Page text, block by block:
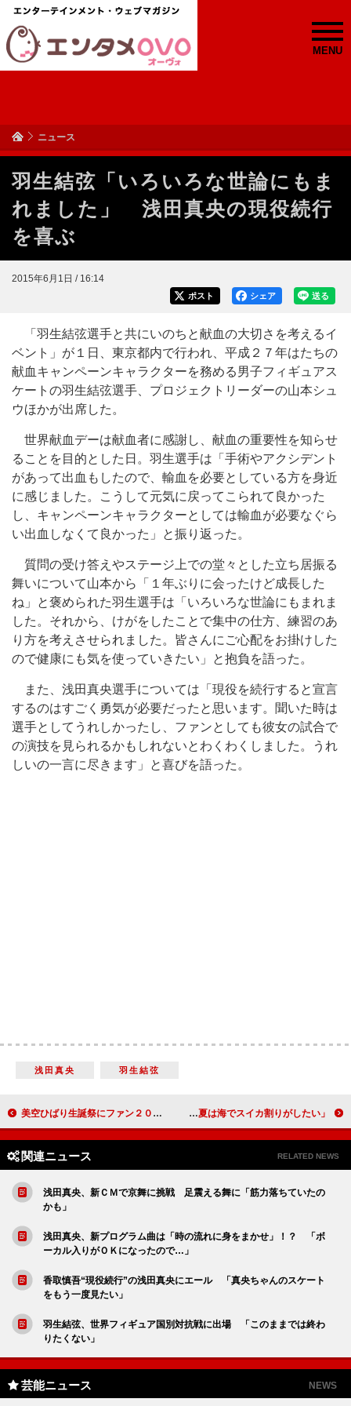
MENU
ニュース
羽生結弦「いろいろな世論にもま
れました」 浅田真央の現役続行
を喜ぶ
2015年6月1日 / 16:14
送る
シェア
ポスト
「羽生結弦選手と共にいのちと献血の大切さを考えるイ
ベント」が１日、東京都内で行われ、平成２７年はたちの
献血キャンペーンキャラクターを務める男子フィギュアス
ケートの羽生結弦選手、プロジェクトリーダーの山本シュ
ウほかが出席した。
世界献血デーは献血者に感謝し、献血の重要性を知らせ
ることを目的とした日。羽生選手は「手術やアクシデント
があって出血もしたので、輸血を必要としている方を身近
に感じました。こうして元気に戻ってこられて良かった
し、キャンペーンキャラクターとしては輸血が必要なぐら
い出血しなくて良かった」と振り返った。
質問の受け答えやステージ上での堂々とした立ち居振る
舞いについて山本から「１年ぶりに会ったけど成長した
ね」と褒められた羽生選手は「いろいろな世論にもまれま
した。それから、けがをしたことで集中の仕方、練習のあ
り方を考えさせられました。皆さんにご心配をお掛けした
ので健康にも気を使っていきたい」と抱負を語った。
また、浅田真央選手については「現役を続行すると宣言
するのはすごく勇気が必要だったと思います。聞いた時は
選手としてうれしかったし、ファンとしても彼女の試合で
の演技を見られるかもしれないとわくわくしました。うれ
しいの一言に尽きます」と喜びを語った。
浅田真央 羽生結弦
美空ひばり生誕祭にファン２０００人 日比谷公会堂休止前最後の開催 佐々木希、渡部との熱愛質問に笑顔 「今年の夏は海でスイカ割りがしたい」
関連ニュース RELATED NEWS
浅田真央、新ＣＭで京舞に挑戦 足震える舞に「筋力落ちていたの
かも」
浅田真央、新プログラム曲は「時の流れに身をまかせ」！？ 「ボ
ーカル入りがＯＫになったので…」
香取慎吾“現役続行”の浅田真央にエール 「真央ちゃんのスケート
をもう一度見たい」
羽生結弦、世界フィギュア国別対抗戦に出場 「このままでは終わ
りたくない」
芸能ニュース NEWS